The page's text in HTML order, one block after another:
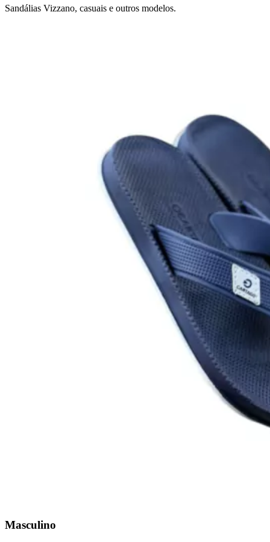
Sandálias Vizzano, casuais e outros modelos.
Masculino